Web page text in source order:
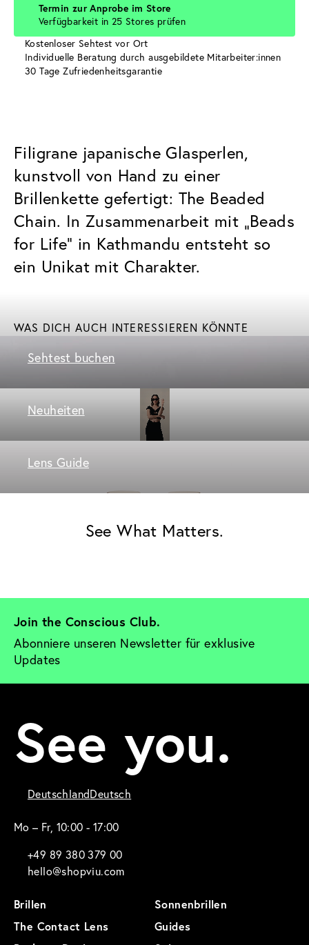
Termin zur Anprobe im Store
Verfügbarkeit in 25 Stores prüfen
Kostenloser Sehtest vor Ort
Individuelle Beratung durch ausgebildete Mitarbeiter:innen
30 Tage Zufriedenheitsgarantie
Filigrane japanische Glasperlen,
kunstvoll von Hand zu einer
Brillenkette gefertigt: The Beaded
Chain. In Zusammenarbeit mit „Beads
for Life“ in Kathmandu entsteht so
ein Unikat mit Charakter.
WAS DICH AUCH INTERESSIEREN KÖNNTE
Sehtest buchen
Neuheiten
Lens Guide
See What Matters.
Join the Conscious Club.
Abonniere unseren Newsletter für exklusive
Updates
See you.
DeutschlandDeutsch
Mo – Fr, 10:00 - 17:00
+49 89 380 379 00
hello@shopviu.com
Brillen
Sonnenbrillen
The Contact Lens
Guides